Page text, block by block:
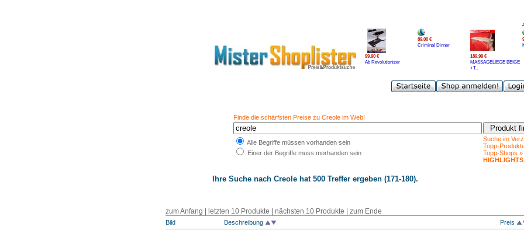
99.90 €
Ab Revolutionizer
89.00 €
Criminal Dinner
189.99 €
MASSAGELIEGE BEIGE
+T..
Finde die schärfsten Preise zu Creole im Web!
Alle Begriffe müssen vorhanden sein
Einer der Begriffe muss morhanden sein
Suche im
Topp-
Topp-Shops »
Ihre Suche nach Creolehat 500 Treffer ergeben (171-180).
zum Anfang letzten 10 Produkte nächsten 10 Produkte zum Ende
Bild Beschreibung Preis